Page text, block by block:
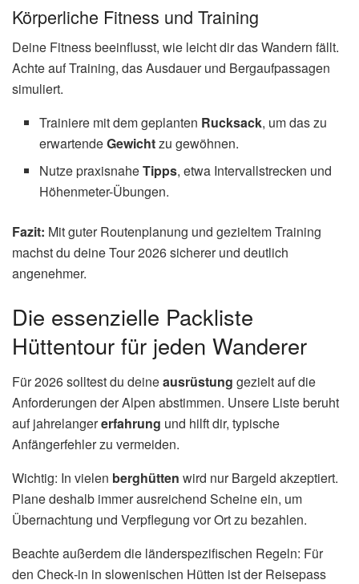
Körperliche Fitness und Training
Deine Fitness beeinflusst, wie leicht dir das Wandern fällt.
Achte auf Training, das Ausdauer und Bergaufpassagen
simuliert.
Trainiere mit dem geplanten Rucksack, um das zu
erwartendeGewichtzu gewöhnen.
Nutze praxisnaheTipps, etwa Intervallstrecken und
Höhenmeter-Übungen.
Fazit: Mit guter Routenplanung und gezieltem Training
machst du deine Tour 2026 sicherer und deutlich
angenehmer.
Die essenzielle Packliste
Hüttentour für jeden Wanderer
Für 2026 solltest du deineausrüstung gezielt auf die
Anforderungen der Alpen abstimmen. Unsere Liste beruht
auf jahrelangererfahrung und hilft dir, typische
Anfängerfehler zu vermeiden.
Wichtig: In vielen berghütten wird nur Bargeld akzeptiert.
Plane deshalb immer ausreichend Scheine ein, um
Übernachtung und Verpflegung vor Ort zu bezahlen.
Beachte außerdem die länderspezifischen Regeln: Für
den Check‑in in slowenischen Hütten ist der Reisepass